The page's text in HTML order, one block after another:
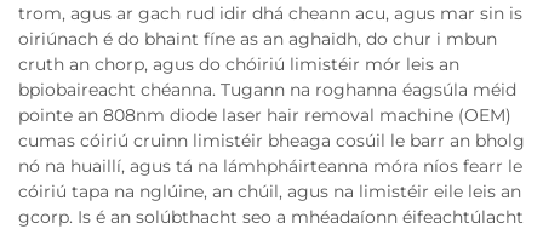
trom, agus ar gach rud idir dhá cheann acu, agus mar sin is
oiriúnach é do bhaint fíne as an aghaidh, do chur i mbun
cruth an chorp, agus do chóiriú limistéir mór leis an
bpiobaireacht chéanna. Tugann na roghanna éagsúla méid
pointe an 808nm diode laser hair removal machine (OEM)
cumas cóiriú cruinn limistéir bheaga cosúil le barr an bholg
nó na huaillí, agus tá na lámhpháirteanna móra níos fearr le
cóiriú tapa na nglúine, an chúil, agus na limistéir eile leis an
gcorp. Is é an solúbthacht seo a mhéadaíonn éifeachtúlacht